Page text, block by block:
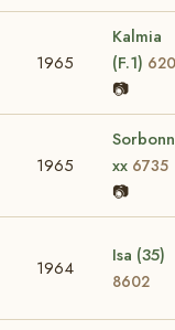
1965
Kalmia
(F.1)
📷
1965
xx 6735
📷
1964
Isa (35)
8602